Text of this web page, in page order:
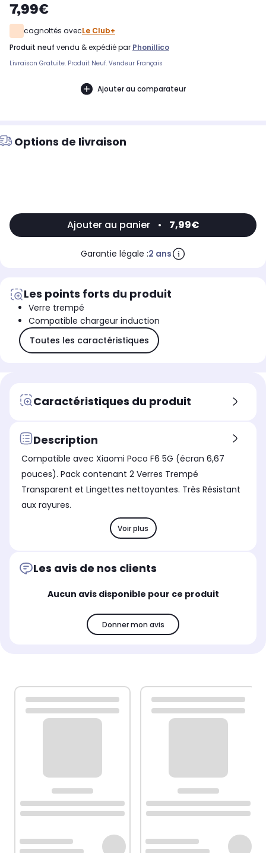
7,99€
cagnottés avecLe Club+
produit neuf vendu & expédié par Phonillico
Livraison Gratuite. Produit Neuf. Vendeur Français
Ajouter au comparateur
Options de livraison
Ajouter au panier • 7,99€
Garantie légale :2 ans
Les points forts du produit
Verre trempé
Compatible chargeur induction
Toutes les caractéristiques
Caractéristiques du produit
Description
Compatible avec Xiaomi Poco F6 5G (écran 6,67
pouces). Pack contenant 2 Verres Trempé
Transparent et Lingettes nettoyantes. Très Résistant
aux rayures.
Voir plus
Les avis de nos clients
Aucun avis disponible pour ce produit
Donner mon avis